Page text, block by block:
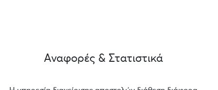
Αναφορές & Στατιστικά